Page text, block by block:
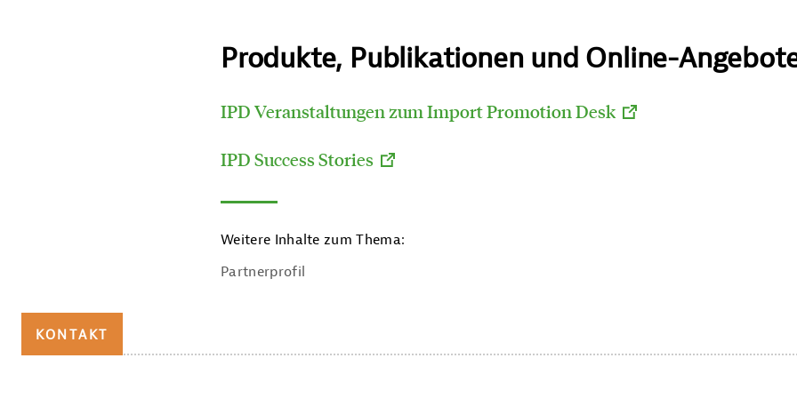
Produkte, Publikationen und Online-
IPD Veranstaltungen zum Import Promotion Desk
IPD Success Stories
Weitere Inhalte zum Thema:
Partnerprofil
KONTAKT